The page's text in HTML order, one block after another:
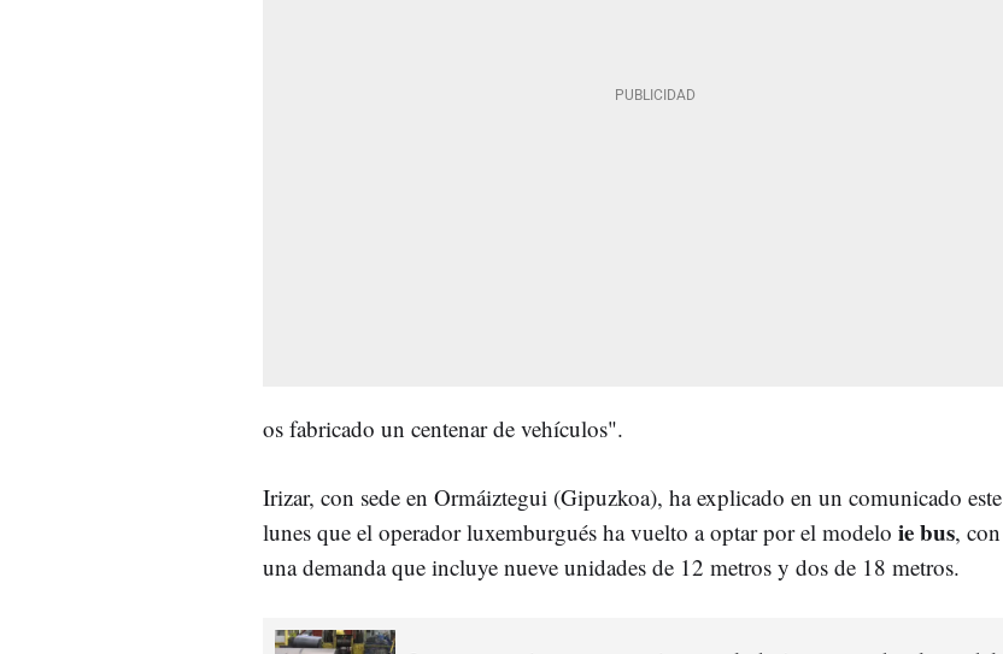
os fabricado un centenar de vehículos".
Irizar, con sede en Ormáiztegui (Gipuzkoa), ha explicado en un comunicado este
lunes que el operador luxemburgués ha vuelto a optar por el modelo ie bus, con
una demanda que incluye nueve unidades de 12 metros y dos de 18 metros.